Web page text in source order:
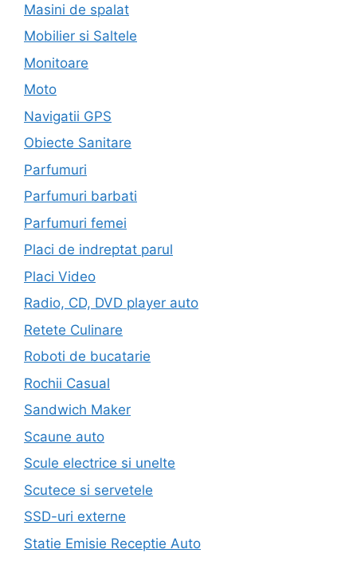
Masini de spalat
Mobilier si Saltele
Monitoare
Moto
Navigatii GPS
Obiecte Sanitare
Parfumuri
Parfumuri barbati
Parfumuri femei
Placi de indreptat parul
Placi Video
Radio, CD, DVD player auto
Retete Culinare
Roboti de bucatarie
Rochii Casual
Sandwich Maker
Scaune auto
Scule electrice si unelte
Scutece si servetele
SSD-uri externe
Statie Emisie Receptie Auto